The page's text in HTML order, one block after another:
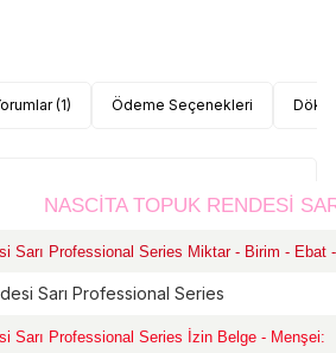
Yorumlar (1) Ödeme Seçenekleri
NASCİTA TOPUK RENDESİ
Sarı Professional Series Miktar - Birim - Ebat -
Sarı Professional Series
Sarı Professional Series İzin Belge - Menşei: